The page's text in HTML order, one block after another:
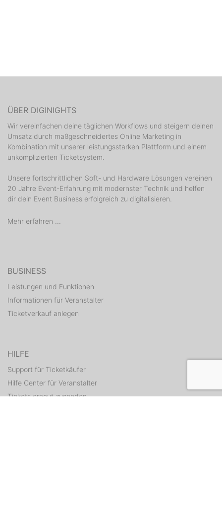
ÜBER DIGINIGHTS
Wir vereinfachen deine täglichen Workflows und steigern deinen
Umsatz durch maßgeschneidertes Online Marketing in
Kombination mit unserer leistungsstarken Plattform und einem
unkomplizierten Ticketsystem.
Unsere fortschrittlichen Soft- und Hardware Lösungen vereinen
20 Jahre Event-Erfahrung mit modernster Technik und helfen
dir dein Event Business erfolgreich zu digitalisieren.
Mehr erfahren ...
BUSINESS
Leistungen und Funktionen
Informationen für Veranstalter
Ticketverkauf anlegen
HILFE
Support für Ticketkäufer
Hilfe Center für Veranstalter
Tickets erneut zusenden